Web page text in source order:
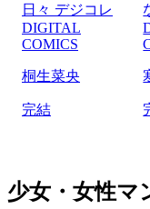
日々 デジコレ
DIGITAL
COMICS
桐生菜央
完結
少女・女性マ